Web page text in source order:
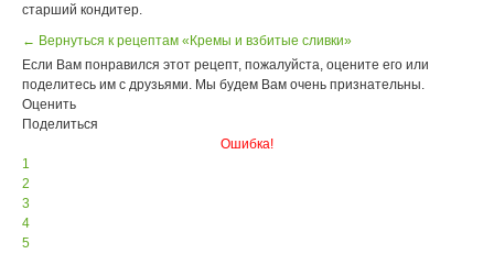
старший кондитер.
← Вернуться к рецептам «Кремы и взбитые сливки»
Если Вам понравился этот рецепт, пожалуйста, оцените его или
поделитесь им с друзьями. Мы будем Вам очень признательны.
Оценить
Поделиться
Ошибка!
1
2
3
4
5